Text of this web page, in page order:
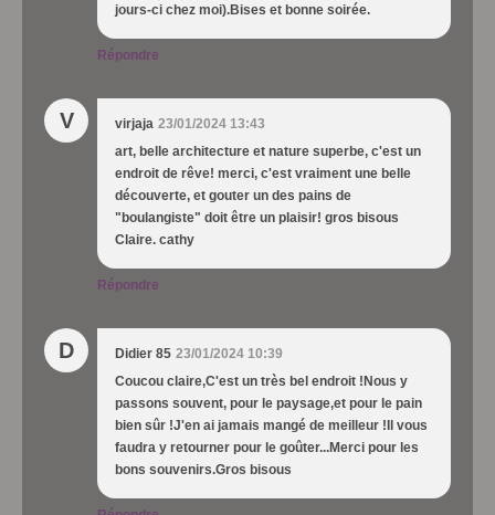
jours-ci chez moi).Bises et bonne soirée.
Répondre
V virjaja 23/01/2024 13:43
art, belle architecture et nature superbe, c'est un
endroit de rêve! merci, c'est vraiment une belle
découverte, et gouter un des pains de
"boulangiste" doit être un plaisir! gros bisous
Claire. cathy
Répondre
D Didier 85 23/01/2024 10:39
Coucou claire,C'est un très bel endroit !Nous y
passons souvent, pour le paysage,et pour le pain
bien sûr !J'en ai jamais mangé de meilleur !Il vous
faudra y retourner pour le goûter...Merci pour les
bons souvenirs.Gros bisous